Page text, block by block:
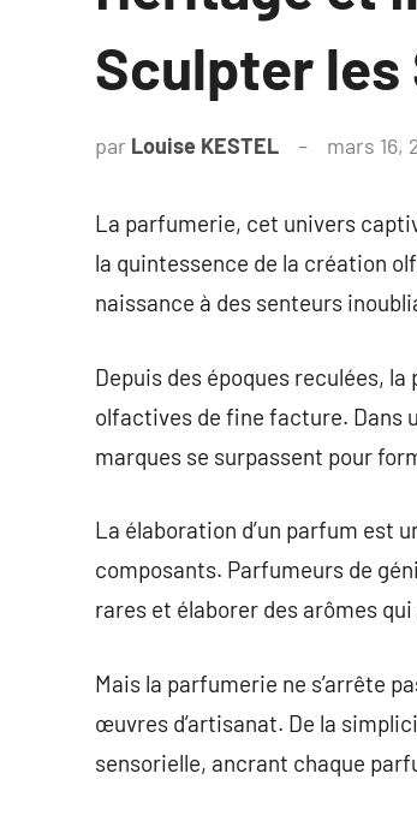
Sculpter les
par Louise KESTEL mars 16,
La parfumerie, cet univers
la quintessence de la création
naissance à des senteurs
Depuis des époques reculées,
olfactives de fine facture. Dans
marques se surpassent pour
La élaboration d’un parfum est
composants. Parfumeurs de
rares et élaborer des arômes
Mais la parfumerie ne s’arrête
œuvres d’artisanat. De la
sensorielle, ancrant chaque